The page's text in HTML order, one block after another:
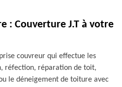
: Couverture J.T à votre
couvreur qui effectue les
réfection, réparation de toit,
le déneigement de toiture avec